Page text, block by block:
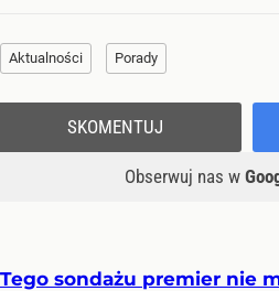
Aktualności Porady
Obserwuj nas w
SKOMENTUJ
Tego sondażu premier nie